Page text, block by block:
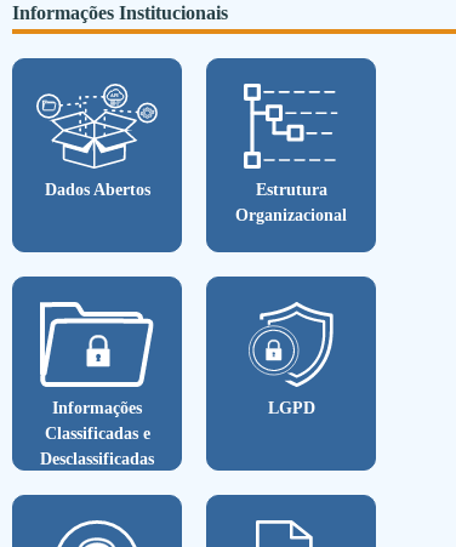
Informações Institucionais
Dados Abertos
Estrutura
Organizacional
Informações
Classificadas e
Desclassificadas
LGPD